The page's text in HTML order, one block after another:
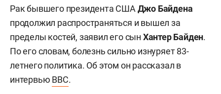
Рак бывшего президента США Джо Байдена
продолжил распространяться и вышел за
пределы костей, заявил его сын Хантер Байден.
По его словам, болезнь сильно изнуряет 83-
летнего политика. Об этом он рассказал в
интервью BBC.